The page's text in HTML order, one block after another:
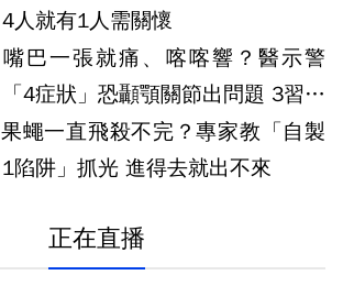
4人就有1人需關懷
嘴巴一張就痛、喀喀響？醫示警
「4症狀」恐顳顎關節出問題 3習慣
快戒
果蠅一直飛殺不完？專家教「自製
1陷阱」抓光 進得去就出不來
正在直播